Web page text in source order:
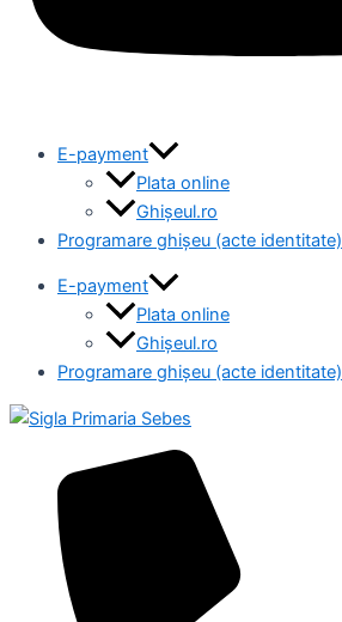
E-payment
Plata online
Ghișeul.ro
Programare ghișeu (acte identitate)
E-payment
Plata online
Ghișeul.ro
Programare ghișeu (acte identitate)